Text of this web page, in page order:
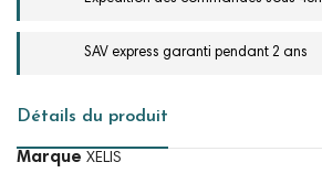
SAV express garanti pendant 2 ans
Détails du produit
Marque XELIS